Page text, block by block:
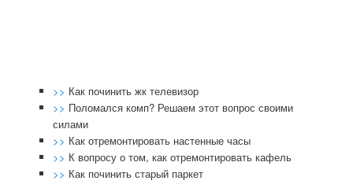
>> Как починить жк телевизор
>> Поломался комп? Решаем этот вопрос своими
силами
>> Как отремонтировать настенные часы
>> К вопросу о том, как отремонтировать кафель
>> Как починить старый паркет